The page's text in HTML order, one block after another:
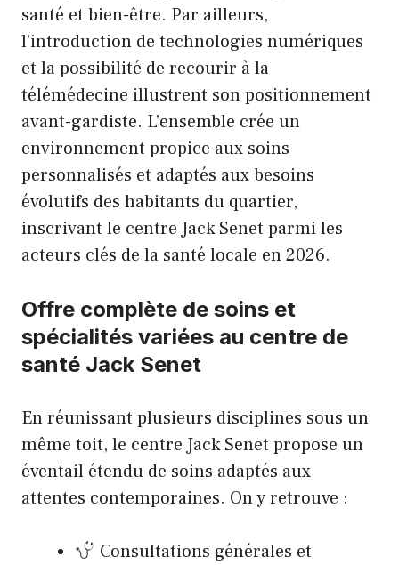
santé et bien-être. Par ailleurs,
l’introduction de technologies numériques
et la possibilité de recourir à la
télémédecine illustrent son positionnement
avant-gardiste. L’ensemble crée un
environnement propice aux soins
personnalisés et adaptés aux besoins
évolutifs des habitants du quartier,
inscrivant le centre Jack Senet parmi les
acteurs clés de la santé locale en 2026.
Offre complète de soins et
spécialités variées au centre de
santé Jack Senet
En réunissant plusieurs disciplines sous un
même toit, le centre Jack Senet propose un
éventail étendu de soins adaptés aux
attentes contemporaines. On y retrouve :
Consultations générales et